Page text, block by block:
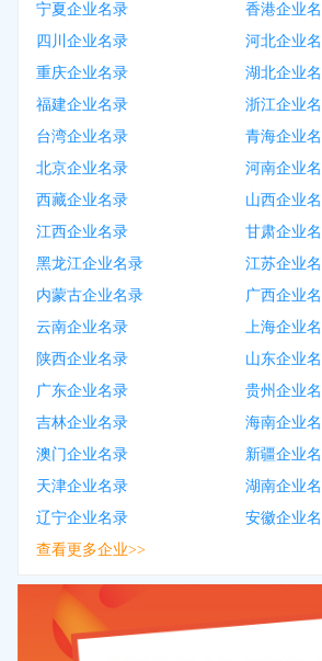
宁夏企业名录
香港企业
四川企业名录
河北企业
重庆企业名录
湖北企业
福建企业名录
浙江企业
台湾企业名录
青海企业
北京企业名录
河南企业
西藏企业名录
山西企业
江西企业名录
甘肃企业
黑龙江企业名录
江苏企业
内蒙古企业名录
广西企业
云南企业名录
上海企业
陕西企业名录
山东企业
广东企业名录
贵州企业
吉林企业名录
海南企业
澳门企业名录
新疆企业
天津企业名录
湖南企业
辽宁企业名录
安徽企业
查看更多企业>>